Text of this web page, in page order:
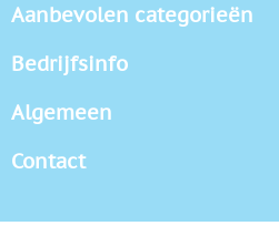
Aanbevolen categorieën
Bedrijfsinfo
Algemeen
Contact